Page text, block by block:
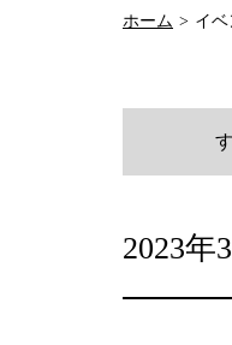
ホーム イベ
2023年